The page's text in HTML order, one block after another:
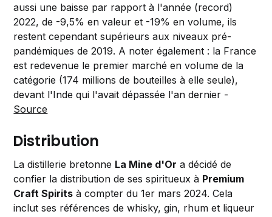
aussi une baisse par rapport à l'année (record)
2022, de -9,5% en valeur et -19% en volume, ils
restent cependant supérieurs aux niveaux pré-
pandémiques de 2019. A noter également : la France
est redevenue le premier marché en volume de la
catégorie (174 millions de bouteilles à elle seule),
devant l'Inde qui l'avait dépassée l'an dernier -
Source
Distribution
La distillerie bretonne La Mine d'Or a décidé de
confier la distribution de ses spiritueux à Premium
Craft Spirits à compter du 1er mars 2024. Cela
inclut ses références de whisky, gin, rhum et liqueur